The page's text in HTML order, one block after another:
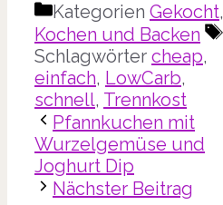
Kategorien Gekocht,
Kochen und Backen
Schlagwörter cheap,
einfach, LowCarb,
schnell, Trennkost
Pfannkuchen mit
Wurzelgemüse und
Joghurt Dip
Nächster Beitrag